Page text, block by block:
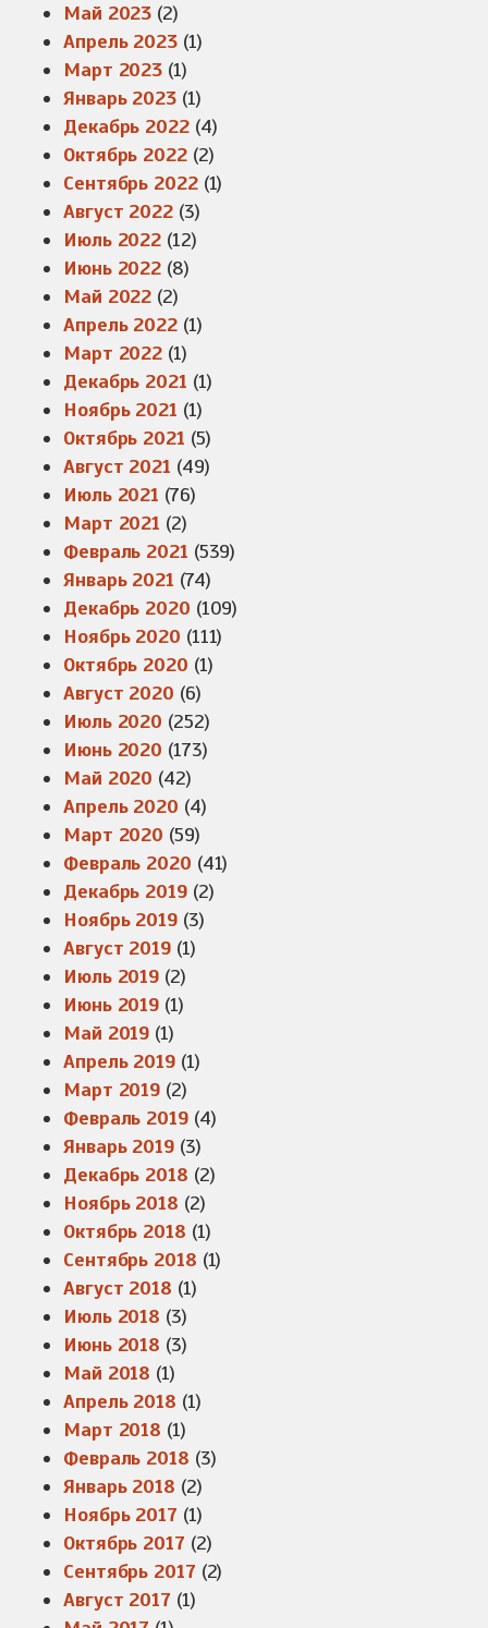
Май 2023 (2)
Апрель 2023(1)
Март 2023 (1)
Январь 2023(1)
Декабрь 2022(4)
Октябрь 2022(2)
Сентябрь 2022(1)
Август 2022(3)
Июль 2022 (12)
Июнь 2022 (8)
Май 2022 (2)
Апрель 2022(1)
Март 2022 (1)
Декабрь 2021 (1)
Ноябрь 2021 (1)
Октябрь 2021 (5)
Август 2021 (49)
Июль 2021 (76)
Март 2021 (2)
Февраль 2021 (539)
Январь 2021 (74)
Декабрь 2020 (109)
Ноябрь 2020 (111)
Октябрь 2020 (1)
Август 2020 (6)
Июль 2020 (252)
Июнь 2020 (173)
Май 2020 (42)
Апрель 2020 (4)
Март 2020 (59)
Февраль 2020 (41)
Декабрь 2019(2)
Ноябрь 2019(3)
Август 2019(1)
Июль 2019 (2)
Июнь 2019 (1)
Май 2019 (1)
Апрель 2019(1)
Март 2019 (2)
Февраль 2019(4)
Январь 2019(3)
Декабрь 2018 (2)
Ноябрь 2018 (2)
Октябрь 2018 (1)
Сентябрь 2018 (1)
Август 2018 (1)
Июль 2018 (3)
Июнь 2018 (3)
Май 2018 (1)
Апрель 2018 (1)
Март 2018 (1)
Февраль 2018 (3)
Январь 2018 (2)
Ноябрь 2017 (1)
Октябрь 2017 (2)
Сентябрь 2017 (2)
Август 2017 (1)